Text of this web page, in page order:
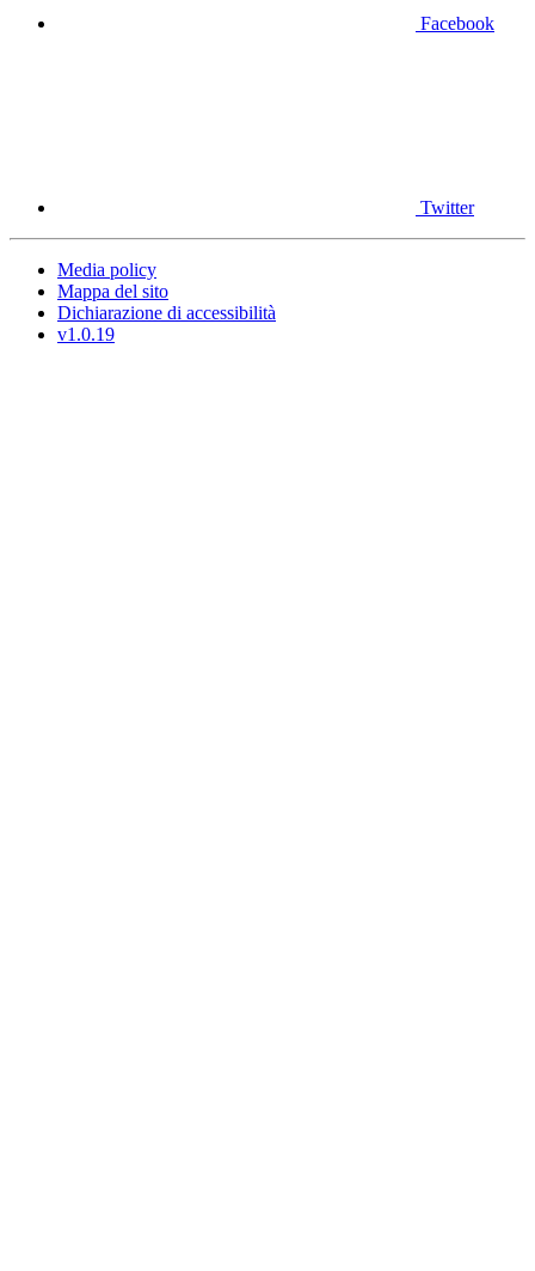
Facebook
Twitter
Media policy
Mappa del sito
Dichiarazione di accessibilità
v1.0.19